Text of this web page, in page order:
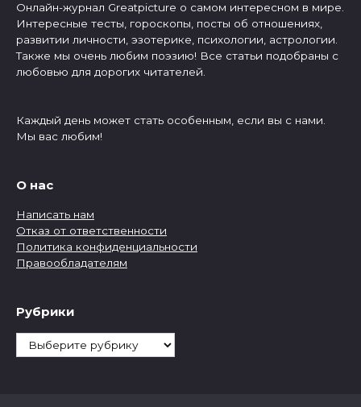
Онлайн-журнал Greatpicture о самом интересном в мире.
Интересные тесты, гороскопы, посты об отношениях,
развитии личности, эзотерике, психологии, астрологии.
Также мы очень любим поэзию! Все статьи подобраны с
любовью для дорогих читателей.
Каждый день может стать особенным, если вы с нами.
Мы вас любим!
О нас
Написать нам
Отказ от ответственности
Политика конфиденциальности
Правообладателям
Рубрики
Рубрики